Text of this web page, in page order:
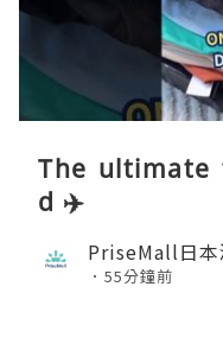
The ultimate
d ✈️
PriseMall日本
55分鐘前